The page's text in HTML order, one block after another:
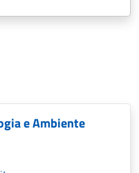
e Ambiente